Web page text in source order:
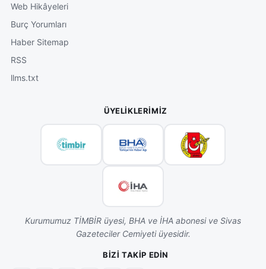
Web Hikâyeleri
Burç Yorumları
Haber Sitemap
RSS
llms.txt
ÜYELIKLERIMIZ
Kurumumuz TİMBİR üyesi, BHA ve İHA abonesi ve Sivas
Gazeteciler Cemiyeti üyesidir.
BIZI TAKIP EDIN